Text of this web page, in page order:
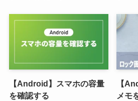
【Android】スマホの容量
を確認する
【
メモ